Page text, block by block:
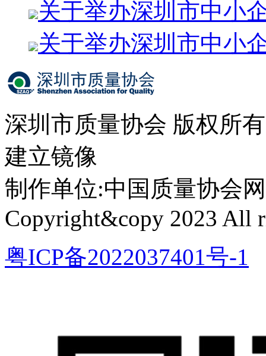
关于举办深圳市中小
关于举办深圳市中小
深圳市质量协会 版权所
建立镜像
制作单位:中国质量协会
Copyright&copy 2023 All
粤ICP备2022037401号-1